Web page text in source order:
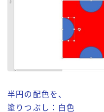
半円の配色を、
塗りつぶし：白色